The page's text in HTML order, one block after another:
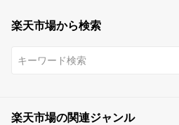
楽天市場から検索
楽天市場の関連ジャンル